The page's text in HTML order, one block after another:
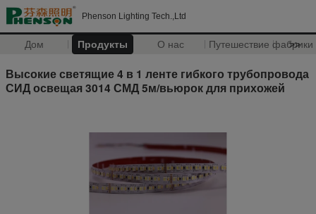
Phenson Lighting Tech.,Ltd
Дом Продукты О нас Путешествие фабрики
>>
Высокие светящие 4 в 1 ленте гибкого трубопровода
СИД освещая 3014 СМД 5м/вьюрок для прихожей